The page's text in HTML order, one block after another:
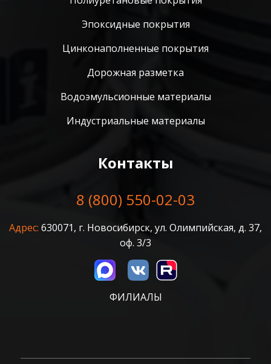
Эпоксидные покрытия
Цинконаполненные покрытия
Дорожная разметка
Водоэмульсионные материалы
Индустриальные материалы
Контакты
8 (800) 550-02-03
Адрес: 630071, г. Новосибирск, ул. Олимпийская, д. 37,
оф. 3/3
ФИЛИАЛЫ